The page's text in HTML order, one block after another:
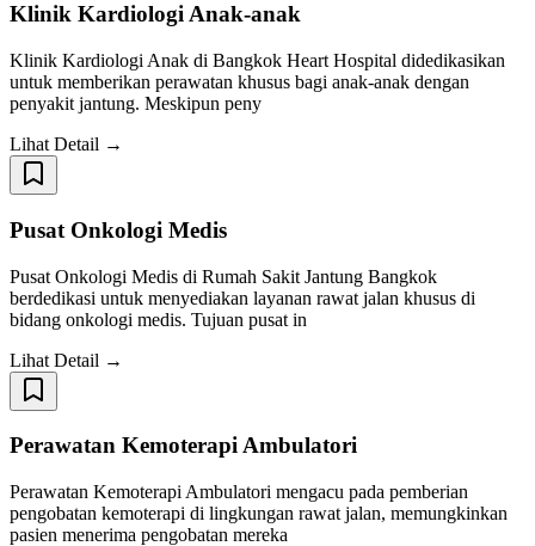
Klinik Kardiologi Anak-anak
Klinik Kardiologi Anak di Bangkok Heart Hospital didedikasikan
untuk memberikan perawatan khusus bagi anak-anak dengan
penyakit jantung. Meskipun peny
Lihat Detail →
Pusat Onkologi Medis
Pusat Onkologi Medis di Rumah Sakit Jantung Bangkok
berdedikasi untuk menyediakan layanan rawat jalan khusus di
bidang onkologi medis. Tujuan pusat in
Lihat Detail →
Perawatan Kemoterapi Ambulatori
Perawatan Kemoterapi Ambulatori mengacu pada pemberian
pengobatan kemoterapi di lingkungan rawat jalan, memungkinkan
pasien menerima pengobatan mereka